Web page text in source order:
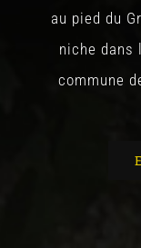
au pied du
niche dans
commune